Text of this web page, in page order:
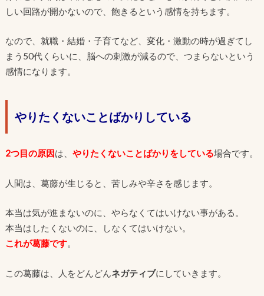
しい回路が開かないので、飽きるという感情を持ちます。
なので、就職・結婚・子育てなど、変化・激動の時が過ぎてし
まう50代くらいに、脳への刺激が減るので、つまらないという
感情になります。
やりたくないことばかりしている
2つ目の原因は、 やりたくないことばかりをしている場合です。
人間は、葛藤が生じると、苦しみや辛さを感じます。
本当は気が進まないのに、やらなくてはいけない事がある。
本当はしたくないのに、しなくてはいけない。
これが葛藤です。
この葛藤は、人をどんどんネガティブにしていきます。